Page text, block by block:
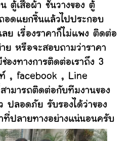
ตู้เสื้อผ้า ชั้นวางของ ตู้
อดแยกชิ้นแล้วไปประกอบ
ย เรื่องราคาก็ไม่แพง ติดต่อ
ย หรือจะสอบถามว่าราคา
องทางการติดต่อเราถึง 3
ท์ , facebook , Line
ามารถติดต่อกับทีมงานของ
ปลอดภัย รับรองได้ว่าของ
ที่ปลายทางอย่างแน่นอนครับ